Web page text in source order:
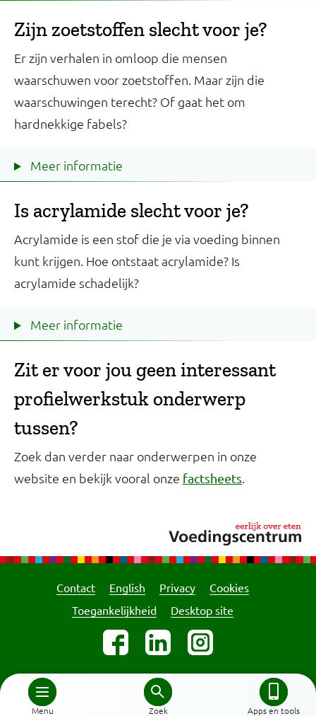
Menu Zoek Apps en tools
Zijn zoetstoffen slecht voor je?
Er zijn verhalen in omloop die mensen
waarschuwen voor zoetstoffen. Maar zijn die
waarschuwingen terecht? Of gaat het om
hardnekkige fabels?
Meer informatie
Is acrylamide slecht voor je?
Acrylamide is een stof die je via voeding binnen
kunt krijgen. Hoe ontstaat acrylamide? Is
acrylamide schadelijk?
Meer informatie
Zit er voor jou geen interessant
profielwerkstuk onderwerp
tussen?
Zoek dan verder naar onderwerpen in onze
website en bekijk vooral onze factsheets.
Contact English Privacy
Cookies
Toegankelijkheid
Desktop site